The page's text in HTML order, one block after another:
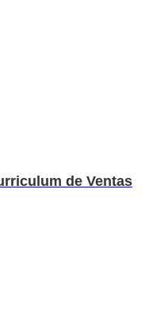
de Ventas